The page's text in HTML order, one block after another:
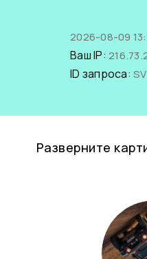
2026-08-09
Ваш IP:
ID запроса:
Разверните